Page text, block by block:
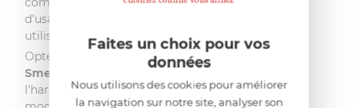
d’usage dès la première
utilisation.
Opter pour le
Soda Maker
Smeg
l’harmonie entre
Faites un choix pour vos
données
Nous utilisons des cookies pour améliorer
la navigation sur notre site, analyser son